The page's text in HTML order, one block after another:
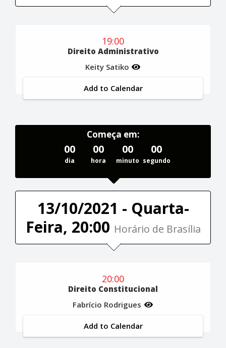
19:00
Direito Administrativo
Keity Satiko
Add to Calendar
Começa em:
00
dia
00
hora
00
minuto
00
segundo
13/10/2021 - Quarta-
Feira, 20:00 Horário de Brasília
20:00
Direito Constitucional
Fabrício Rodrigues
Add to Calendar